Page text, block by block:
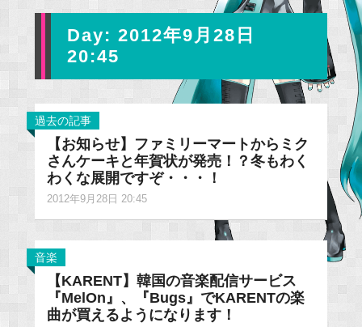
Day: 2012年9月28日
20:45
過去の記事
【お知らせ】ファミリーマートからミク
さんケーキと年賀状が発売！？冬もわく
わくな展開ですぞ・・・！
2012年9月28日 20:45
音楽
【KARENT】韓国の音楽配信サービス
『MelOn』、『Bugs』でKARENTの楽
曲が買えるようになります！